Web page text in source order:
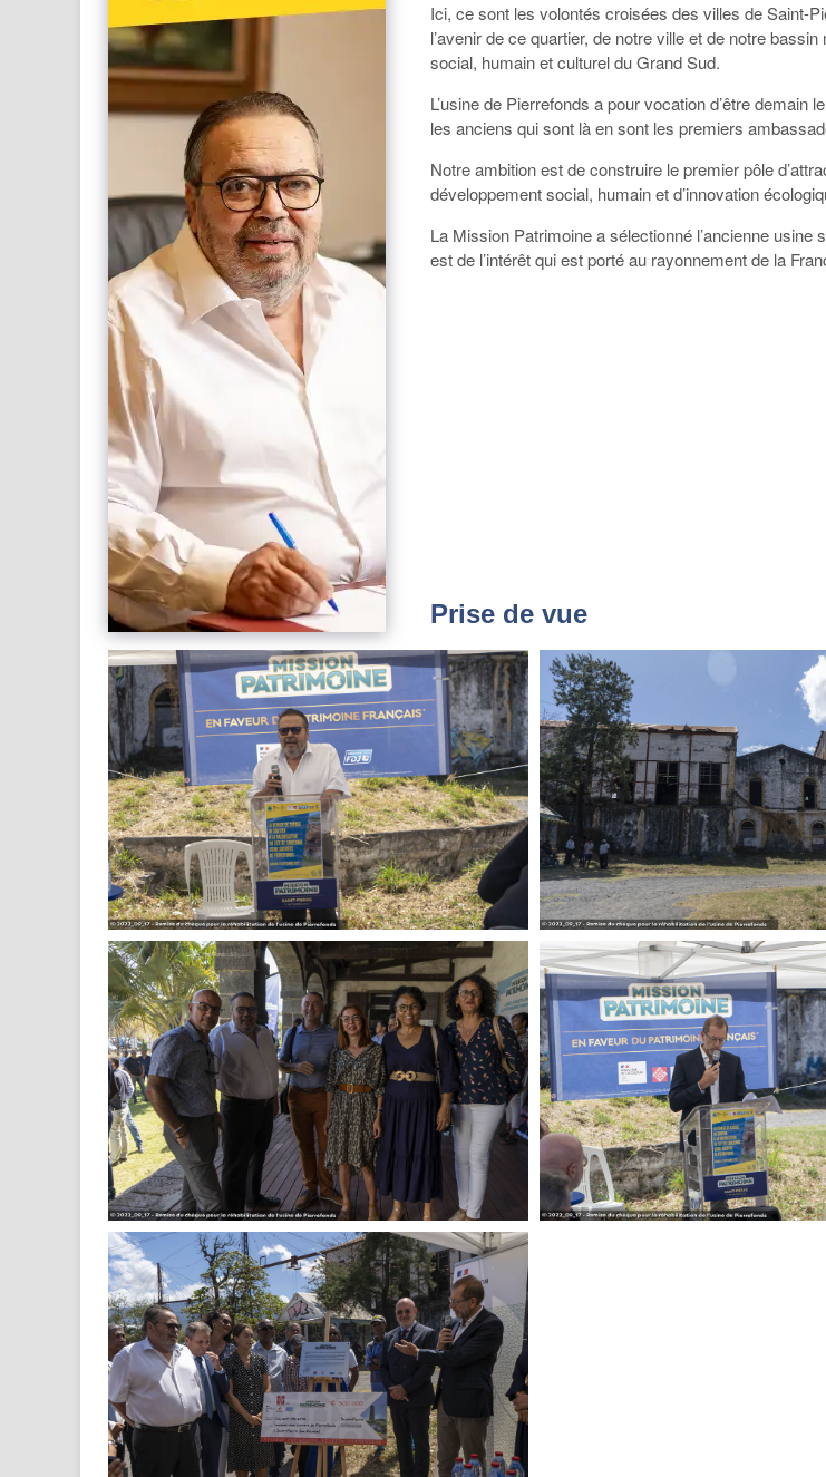
Ici, ce sont les volontés croisées des villes de Saint-
l’avenir de ce quartier, de notre ville et de notre
social, humain et culturel du Grand Sud.
L’usine de Pierrefonds a pour vocation d’être
les anciens qui sont là en sont les premiers
Notre ambition est de construire le premier pôle
développement social, humain et d’innovation
La Mission Patrimoine a sélectionné l’ancienne
est de l’intérêt qui est porté au rayonnement de la
Prise de vue